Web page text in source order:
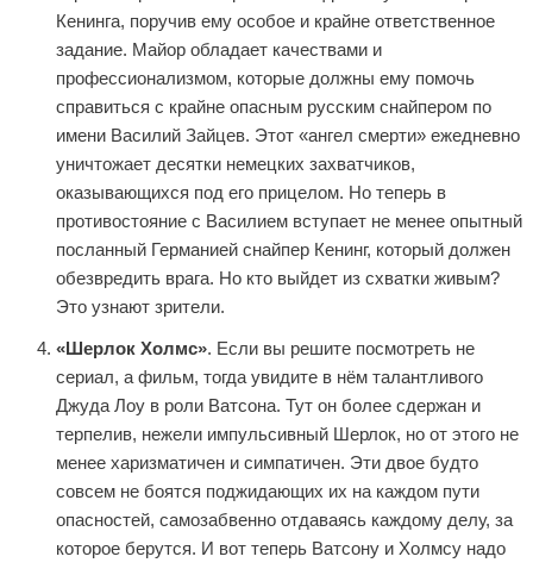
Кенинга, поручив ему особое и крайне ответственное
задание. Майор обладает качествами и
профессионализмом, которые должны ему помочь
справиться с крайне опасным русским снайпером по
имени Василий Зайцев. Этот «ангел смерти» ежедневно
уничтожает десятки немецких захватчиков,
оказывающихся под его прицелом. Но теперь в
противостояние с Василием вступает не менее опытный
посланный Германией снайпер Кенинг, который должен
обезвредить врага. Но кто выйдет из схватки живым?
Это узнают зрители.
«Шерлок Холмс». Если вы решите посмотреть не
сериал, а фильм, тогда увидите в нём талантливого
Джуда Лоу в роли Ватсона. Тут он более сдержан и
терпелив, нежели импульсивный Шерлок, но от этого не
менее харизматичен и симпатичен. Эти двое будто
совсем не боятся поджидающих их на каждом пути
опасностей, самозабвенно отдаваясь каждому делу, за
которое берутся. И вот теперь Ватсону и Холмсу надо